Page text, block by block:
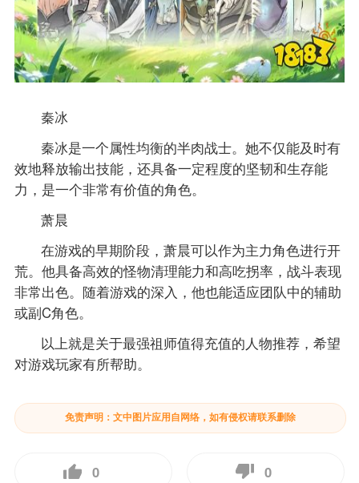
秦冰
秦冰是一个属性均衡的半肉战士。她不仅能及时有
效地释放输出技能，还具备一定程度的坚韧和生存能
力，是一个非常有价值的角色。
萧晨
在游戏的早期阶段，萧晨可以作为主力角色进行开
荒。他具备高效的怪物清理能力和高吃拐率，战斗表现
非常出色。随着游戏的深入，他也能适应团队中的辅助
或副C角色。
以上就是关于最强祖师值得充值的人物推荐，希望
对游戏玩家有所帮助。
免责声明：文中图片应用自网络，如有侵权请联系删除
0 0